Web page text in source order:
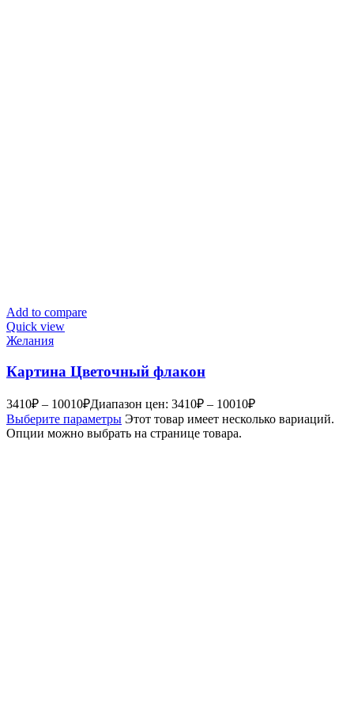
Add to compare
Quick view
Желания
Картина Цветочный флакон
3410₽ – 10010₽Диапазон цен: 3410₽ – 10010₽
Выберите параметры Этот товар имеет несколько вариаций.
Опции можно выбрать на странице товара.